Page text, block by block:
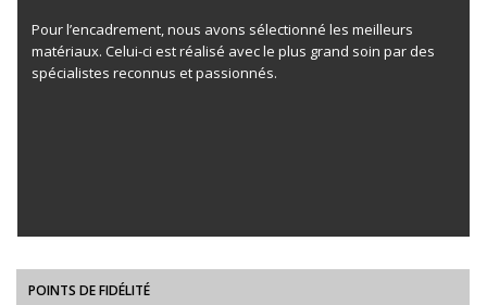
Pour l’encadrement, nous avons sélectionné les meilleurs
matériaux. Celui-ci est réalisé avec le plus grand soin par des
spécialistes reconnus et passionnés.
POINTS DE FIDÉLITÉ